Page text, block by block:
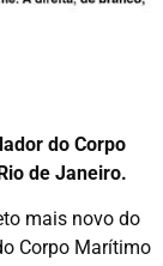
do Corpo
de Janeiro.
mais novo do
Corpo Marítimo